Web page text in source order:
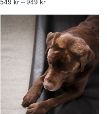
549 kr –949 krPrisintervall: